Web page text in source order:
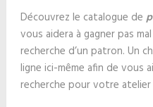
Découvrez le catalogue de
vous aidera à gagner pas
recherche d’un patron. Un
ligne ici-même afin de vous
recherche pour votre